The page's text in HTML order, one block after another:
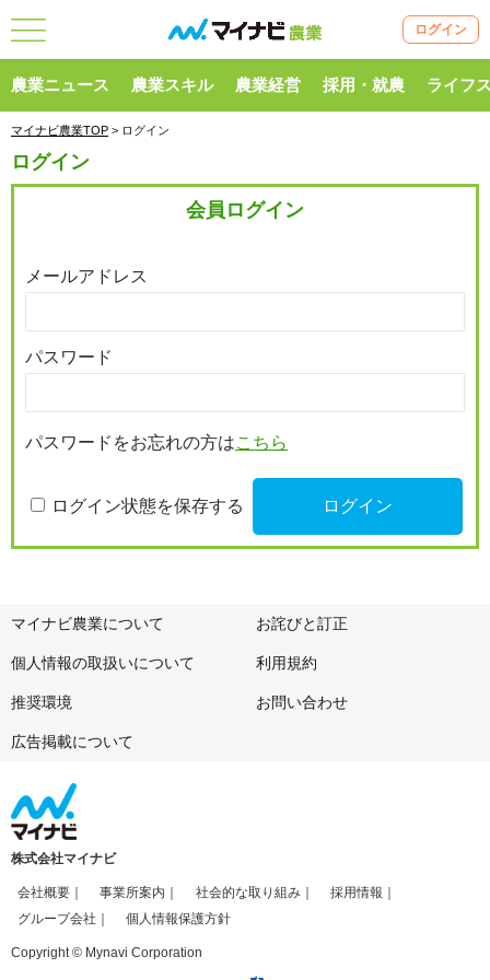
ログイン
農業ニュース 農業スキル 農業経営 採用・就農 ライフ
マイナビ農業TOP > ログイン
ログイン
会員ログイン
メールアドレス
パスワード
パスワードをお忘れの方はこちら
ログイン状態を保存する
マイナビ農業について お詫びと訂正
個人情報の取扱いについて 利用規約
推奨環境 お問い合わせ
広告掲載について
株式会社マイナビ
会社概要 事業所案内 社会的な取り組み
採用情報
グループ会社
個人情報保護方針
Copyright © Mynavi Corporation